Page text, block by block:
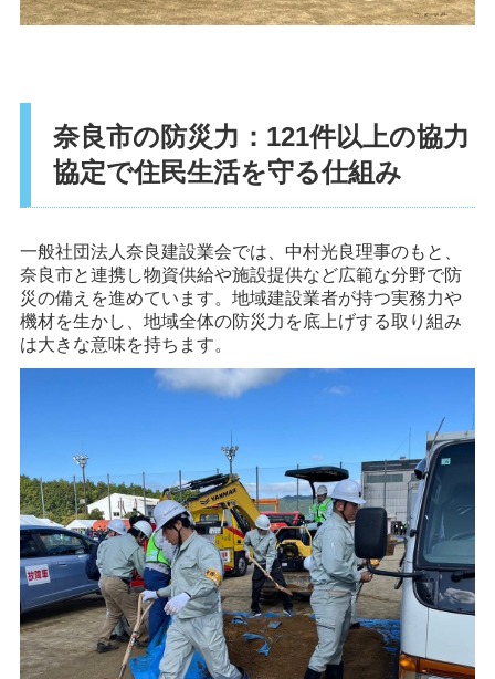
奈良市の防災力：121件以上の協力
協定で住民生活を守る仕組み
一般社団法人奈良建設業会では、中村光良理事のもと、
奈良市と連携し物資供給や施設提供など広範な分野で防
災の備えを進めています。地域建設業者が持つ実務力や
機材を生かし、地域全体の防災力を底上げする取り組み
は大きな意味を持ちます。